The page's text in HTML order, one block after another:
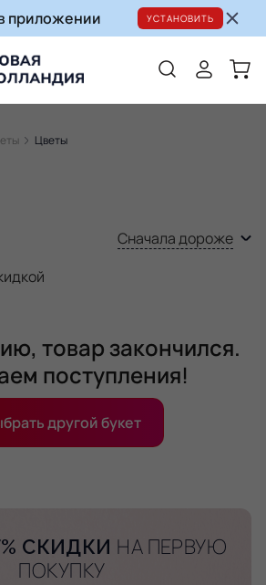
приложении УСТАНОВИТЬ
Цветы
Сначала дороже
товар закончился.
поступления!
другой букет
СКИДКИ НА ПЕРВУЮ
ПОКУПКУ